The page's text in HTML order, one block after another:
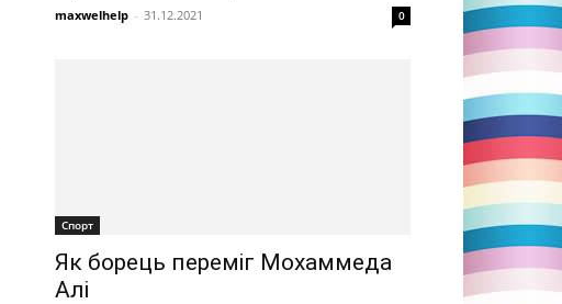
maxwelhelp - 31.12.2021 0
Спорт
Як борець переміг Мохаммеда
Алі